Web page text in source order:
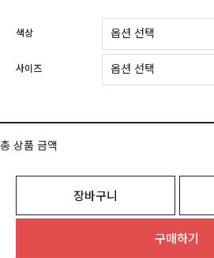
색상
사이즈
총 상품 금액
장바구니
구매하기